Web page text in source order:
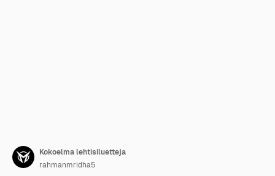
Kokoelma lehtisiluetteja
rahmanmridha5